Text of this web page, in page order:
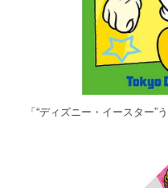
「“ディズニー・イースター”